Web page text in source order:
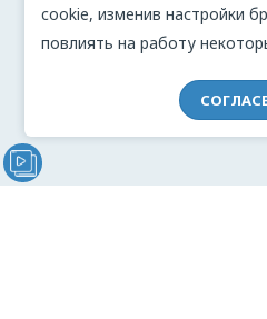
cookie, изменив настройки
повлиять на работу